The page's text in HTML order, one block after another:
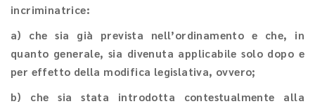
incriminatrice:
a) che sia già prevista nell’ordinamento e che, in
quanto generale, sia divenuta applicabile solo dopo e
per effetto della modifica legislativa, ovvero;
b) che sia stata introdotta contestualmente alla